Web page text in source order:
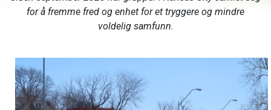
for å fremme fred og enhet for et tryggere og mindre
voldelig samfunn.